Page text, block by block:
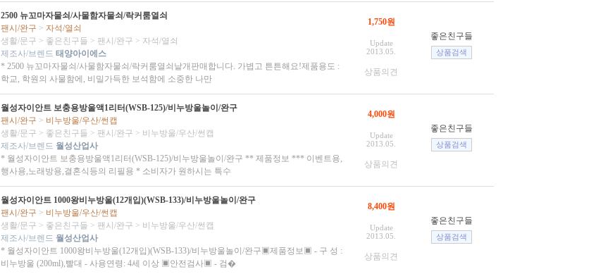
2500 뉴꼬마자물쇠/사물함자물쇠/락커룸열쇠
팬시/완구 > 자석/열쇠
생활/문구 > 좋은친구들 > 팬시/완구 > 자석/열쇠
제조사/브렌드 태양아이에스
* 2500 뉴꼬마자물쇠/사물함자물쇠/락커룸열쇠낱개판매합니다. 가볍고 튼튼해요!제품용도 :
학교, 학원의 사물함에, 비밀가득한 보석함에 소중한 나만
1,750원
Update
2013.05.
상품의견
좋은친구들
월성자이안트 보충용방울액1리터(WSB-125)/비누방울놀이/완구
팬시/완구 > 비누방울/우산/썬캡
생활/문구 > 좋은친구들 > 팬시/완구 > 비누방울/우산/썬캡
제조사/브렌드 월성산업사
* 월성자이안트 보충용방울액1리터(WSB-125)/비누방울놀이/완구 ** 제품정보 *** 이벤트용,
행사용,노래방용,결혼식등의 리필용 * 소비자가 원하시는 특수
4,000원
Update
2013.05.
상품의견
좋은친구들
월성자이안트 1000왕비누방울(12개입)(WSB-133)/비누방울놀이/완구
팬시/완구 > 비누방울/우산/썬캡
생활/문구 > 좋은친구들 > 팬시/완구 > 비누방울/우산/썬캡
제조사/브렌드 월성산업사
* 월성자이안트 1000왕비누방울(12개입)(WSB-133)/비누방울놀이/완구▣제품정보▣ - 구 성 :
비누방울 (200ml),빨대 - 사용연령: 4세 이상 ▣안전검사▣ - 검�
8,400원
Update
2013.05.
상품의견
좋은친구들